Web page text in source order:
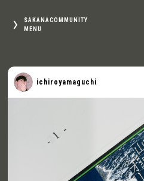
SAKANACOMMUNITY
MENU
ichiroyamaguchi